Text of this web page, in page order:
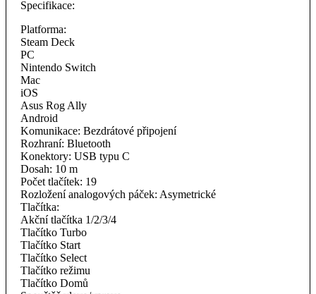
Specifikace:
Platforma:
Steam Deck
PC
Nintendo Switch
Mac
iOS
Asus Rog Ally
Android
Komunikace: Bezdrátové připojení
Rozhraní: Bluetooth
Konektory: USB typu C
Dosah: 10 m
Počet tlačítek: 19
Rozložení analogových páček: Asymetrické
Tlačítka:
Akční tlačítka 1/2/3/4
Tlačítko Turbo
Tlačítko Start
Tlačítko Select
Tlačítko režimu
Tlačítko Domů